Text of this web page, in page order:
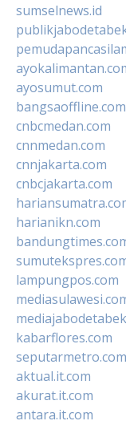
sumselnews.id
ayosumut.com
bangsaoffline.com
cnbcmedan.com
cnnmedan.com
cnnjakarta.com
cnbcjakarta.com
harianikn.com
lampungpos.com
kabarflores.com
seputarmetro.com
aktual.it.com
akurat.it.com
antara.it.com